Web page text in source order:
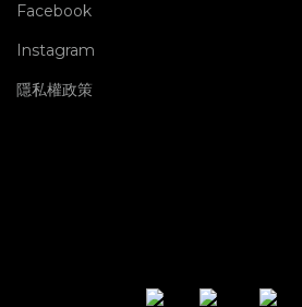
Facebook
Instagram
隱私權政策